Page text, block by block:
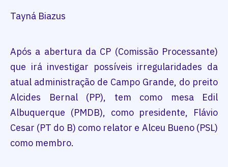
Tayná Biazus
Após a abertura da CP (Comissão Processante)
que irá investigar possíveis irregularidades da
atual administração de Campo Grande, do preito
Alcides Bernal (PP), tem como mesa Edil
Albuquerque (PMDB), como presidente, Flávio
Cesar (PT do B) como relator e Alceu Bueno (PSL)
como membro.